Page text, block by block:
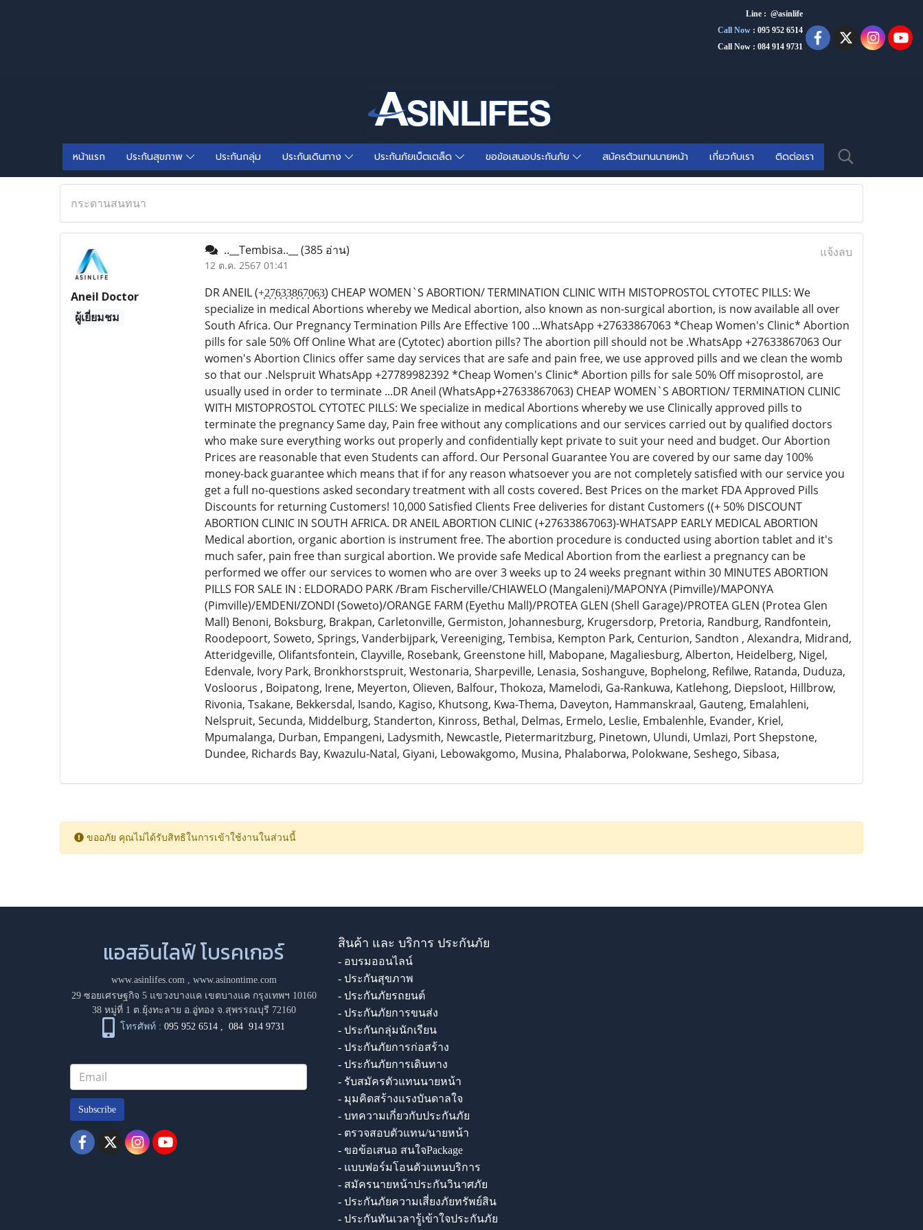
Line : @asinlife
Call Now : 095 952 6514
Call Now : 084 914 9731
หน้าแรก ประกันสุขภาพ ประกันกลุ่ม ประกันเดินทาง ประกันภัยเบ็ตเตล็ด ขอข้อเสนอประกันภัย สมัครตัวแทนนายหน้า เกี่ยวกับเรา ติดต่อเรา
กระดานสนทนา
Aneil Doctor
ผู้เยี่ยมชม
..__Tembisa..__ (385 อ่าน)
12 ต.ค. 2567 01:41
แจ้งลบ
DR ANEIL (+͎2͎7͎6͎3͎3͎8͎6͎7͎0͎6͎3͎) CHEAP WOMEN`S ABORTION/ TERMINATION CLINIC WITH MISTOPROSTOL CYTOTEC PILLS: We
specialize in medical Abortions whereby we Medical abortion, also known as non-surgical abortion, is now available all over
South Africa. Our Pregnancy Termination Pills Are Effective 100 ...WhatsApp +27633867063 *Cheap Women's Clinic* Abortion
pills for sale 50% Off Online What are (Cytotec) abortion pills? The abortion pill should not be .WhatsApp +27633867063 Our
women's Abortion Clinics offer same day services that are safe and pain free, we use approved pills and we clean the womb
so that our .Nelspruit WhatsApp +27789982392 *Cheap Women's Clinic* Abortion pills for sale 50% Off misoprostol, are
usually used in order to terminate ...DR Aneil (WhatsApp+27633867063) CHEAP WOMEN`S ABORTION/ TERMINATION CLINIC
WITH MISTOPROSTOL CYTOTEC PILLS: We specialize in medical Abortions whereby we use Clinically approved pills to
terminate the pregnancy Same day, Pain free without any complications and our services carried out by qualified doctors
who make sure everything works out properly and confidentially kept private to suit your need and budget. Our Abortion
Prices are reasonable that even Students can afford. Our Personal Guarantee You are covered by our same day 100%
money-back guarantee which means that if for any reason whatsoever you are not completely satisfied with our service you
get a full no-questions asked secondary treatment with all costs covered. Best Prices on the market FDA Approved Pills
Discounts for returning Customers! 10,000 Satisfied Clients Free deliveries for distant Customers ((+ 50% DISCOUNT
ABORTION CLINIC IN SOUTH AFRICA. DR ANEIL ABORTION CLINIC (+27633867063)-WHATSAPP EARLY MEDICAL ABORTION
Medical abortion, organic abortion is instrument free. The abortion procedure is conducted using abortion tablet and it's
much safer, pain free than surgical abortion. We provide safe Medical Abortion from the earliest a pregnancy can be
performed we offer our services to women who are over 3 weeks up to 24 weeks pregnant within 30 MINUTES ABORTION
PILLS FOR SALE IN : ELDORADO PARK /Bram Fischerville/CHIAWELO (Mangaleni)/MAPONYA (Pimville)/MAPONYA
(Pimville)/EMDENI/ZONDI (Soweto)/ORANGE FARM (Eyethu Mall)/PROTEA GLEN (Shell Garage)/PROTEA GLEN (Protea Glen
Mall) Benoni, Boksburg, Brakpan, Carletonville, Germiston, Johannesburg, Krugersdorp, Pretoria, Randburg, Randfontein,
Roodepoort, Soweto, Springs, Vanderbijpark, Vereeniging, Tembisa, Kempton Park, Centurion, Sandton , Alexandra, Midrand,
Atteridgeville, Olifantsfontein, Clayville, Rosebank, Greenstone hill, Mabopane, Magaliesburg, Alberton, Heidelberg, Nigel,
Edenvale, Ivory Park, Bronkhorstspruit, Westonaria, Sharpeville, Lenasia, Soshanguve, Bophelong, Refilwe, Ratanda, Duduza,
Vosloorus , Boipatong, Irene, Meyerton, Olieven, Balfour, Thokoza, Mamelodi, Ga-Rankuwa, Katlehong, Diepsloot, Hillbrow,
Rivonia, Tsakane, Bekkersdal, Isando, Kagiso, Khutsong, Kwa-Thema, Daveyton, Hammanskraal, Gauteng, Emalahleni,
Nelspruit, Secunda, Middelburg, Standerton, Kinross, Bethal, Delmas, Ermelo, Leslie, Embalenhle, Evander, Kriel,
Mpumalanga, Durban, Empangeni, Ladysmith, Newcastle, Pietermaritzburg, Pinetown, Ulundi, Umlazi, Port Shepstone,
Dundee, Richards Bay, Kwazulu-Natal, Giyani, Lebowakgomo, Musina, Phalaborwa, Polokwane, Seshego, Sibasa,
ขออภัย คุณไม่ได้รับสิทธิในการเข้าใช้งานในส่วนนี้
แอสอินไลฟ์ โบรคเกอร์
www.asinlifes.com, www.asinontime.com
29 ซอยเศรษฐกิจ 5 แขวงบางแค เขตบางแค กรุงเทพฯ 10160
38 หมู่ที่ 1 ต.ยุ้งทะลาย อ.อู่ทอง จ.สุพรรณบุรี 72160
โทรศัพท์ : 095 952 6514 ,084 914 9731
Subscribe
สินค้า และ บริการ ประกันภัย
- อบรมออนไลน์
- ประกันสุขภาพ
- ประกันภัยรถยนต์
- ประกันภัยการขนส่ง
- ประกันกลุ่มนักเรียน
- ประกันภัยการก่อสร้าง
- ประกันภัยการเดินทาง
- รับสมัครตัวแทนนายหน้า
- มุมคิดสร้างแรงบันดาลใจ
- บทความเกี่ยวกับประกันภัย
- ตรวจสอบตัวแทน/นายหน้า
- ขอข้อเสนอ สนใจPackage
- แบบฟอร์มโอนตัวแทนบริการ
- สมัครนายหน้าประกันวินาศภัย
- ประกันภัยความเสี่ยงภัยทรัพย์สิน
- ประกันทันเวลารู้เข้าใจประกันภัย